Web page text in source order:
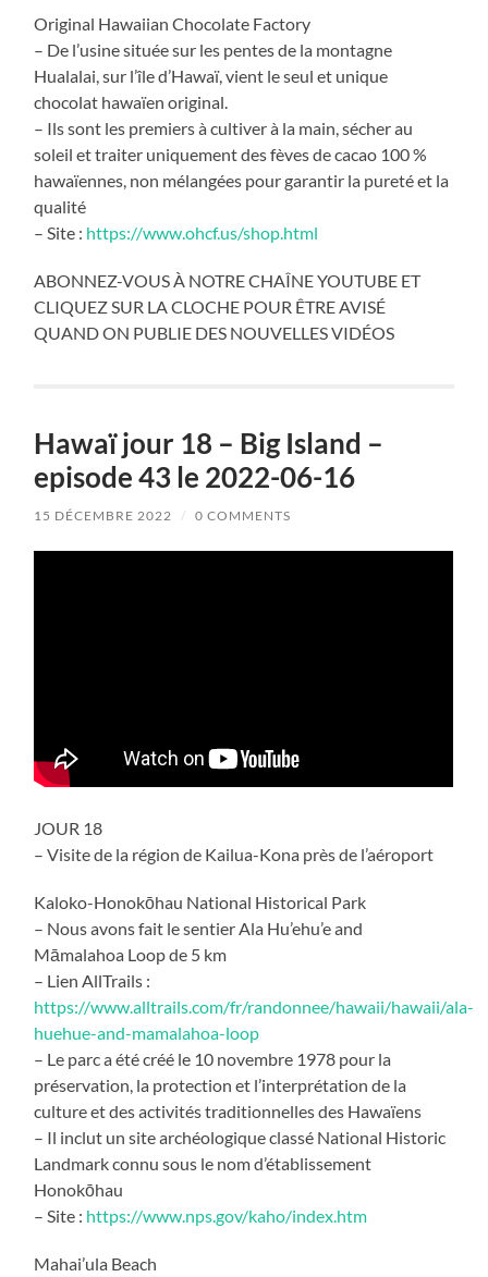
Original Hawaiian Chocolate Factory
– De l’usine située sur les pentes de la montagne
Hualalai, sur l’île d’Hawaï, vient le seul et unique
chocolat hawaïen original.
– Ils sont les premiers à cultiver à la main, sécher au
soleil et traiter uniquement des fèves de cacao 100 %
hawaïennes, non mélangées pour garantir la pureté et la
qualité
– Site : https://www.ohcf.us/shop.html
ABONNEZ-VOUS À NOTRE CHAÎNE YOUTUBE ET
CLIQUEZ SUR LA CLOCHE POUR ÊTRE AVISÉ
QUAND ON PUBLIE DES NOUVELLES VIDÉOS
Hawaï jour 18 – Big Island –
episode 43 le 2022-06-16
15 DÉCEMBRE 2022 / 0 COMMENTS
JOUR 18
– Visite de la région de Kailua-Kona près de l’aéroport
Kaloko-Honokōhau National Historical Park
– Nous avons fait le sentier Ala Hu’ehu’e and
Māmalahoa Loop de 5 km
– Lien AllTrails :
https://www.alltrails.com/fr/randonnee/hawaii/hawaii/ala-
huehue-and-mamalahoa-loop
– Le parc a été créé le 10 novembre 1978 pour la
préservation, la protection et l’interprétation de la
culture et des activités traditionnelles des Hawaïens
– Il inclut un site archéologique classé National Historic
Landmark connu sous le nom d’établissement
Honokōhau
– Site : https://www.nps.gov/kaho/index.htm
Mahai’ula Beach